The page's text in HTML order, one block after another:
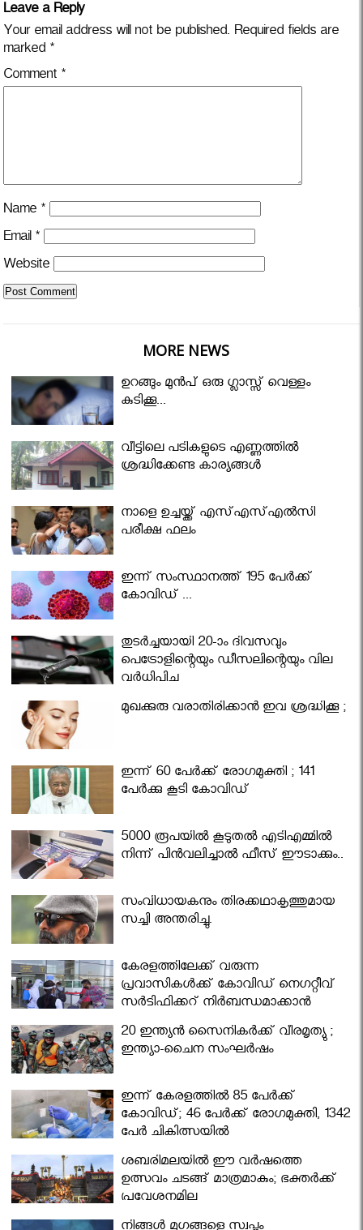
Leave a Reply
Your email address will not be published. Required fields are
marked *
Comment *
Name *
Email *
Website
MORE NEWS
ഉറങ്ങും മുന്‍പ് ഒരു ഗ്ലാസ്സ് വെള്ളം
കുടിക്കൂ...
വീട്ടിലെ പടികളുടെ എണ്ണത്തിൽ
ശ്രദ്ധിക്കേണ്ട കാര്യങ്ങൾ
നാളെ ഉച്ചയ്ക്ക് എസ്എസ്എല്‍സി
പരീക്ഷ ഫലം
ഇന്ന് സംസ്ഥാനത്ത് 195 പേര്‍ക്ക്
കോവിഡ് ...
തുടർച്ചയായി 20-ാം ദിവസവും
പെട്രോളിന്റെയും ഡീസലിന്റെയും വില
വര്‍ധിപ്പിച്ചു
മുഖക്കുരു വരാതിരിക്കാന്‍ ഇവ ശ്രദ്ധിക്കൂ ;
ഇന്ന് 60 പേർക്ക് രോഗമുക്തി ; 141
പേര്‍ക്കു കൂടി കോവിഡ്
5000 രൂപയിൽ കൂടുതൽ എടിഎമ്മിൽ
നിന്ന് പിൻവലിച്ചാൽ ഫീസ് ഈടാക്കും..
സംവിധായകനും തിരക്കഥാകൃത്തുമായ
സച്ചി അന്തരിച്ചു.
കേരളത്തിലേക്ക് വരുന്ന
പ്രവാസികള്‍ക്ക് കോവിഡ് നെഗറ്റീവ്
സര്‍ട്ടിഫിക്കറ്റ് നിർബന്ധമാക്കാൻ
മന്ത്രിസഭ
20 ഇന്ത്യൻ സൈനികർക്ക് വീരമൃത്യു ;
ഇന്ത്യാ-ചൈന സംഘർഷം
ഇന്ന് കേരളത്തിൽ 85 പേർക്ക്
കോവിഡ്; 46 പേർക്ക് രോഗമുക്തി, 1342
പേർ ചികിത്സയിൽ
ശബരിമലയില്‍ ഈ വർഷത്തെ
ഉത്സവം ചടങ്ങ് മാത്രമാകും; ഭക്തർക്ക്
പ്രവേശനമില്ല